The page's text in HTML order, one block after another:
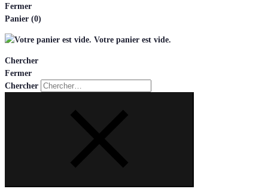
Fermer
Panier (0)
Votre panier est vide.
Chercher
Fermer
Chercher